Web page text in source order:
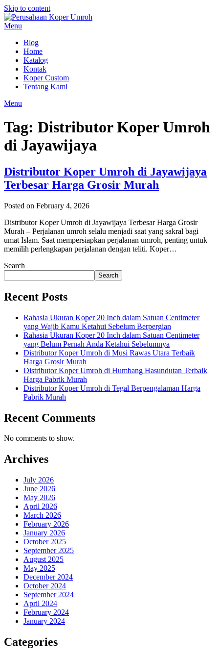
Skip to content
Menu
Blog
Home
Katalog
Kontak
Koper Custom
Tentang Kami
Menu
Tag: Distributor Koper Umroh
di Jayawijaya
Distributor Koper Umroh di Jayawijaya
Terbesar Harga Grosir Murah
Posted on February 4, 2026
Distributor Koper Umroh di Jayawijaya Terbesar Harga Grosir
Murah – Perjalanan umroh selalu menjadi saat yang sakral bagi
umat Islam. Saat mempersiapkan perjalanan umroh, penting untuk
memilih perlengkapan perjalanan dengan teliti. Koper…
Search
Search
Recent Posts
Rahasia Ukuran Koper 20 Inch dalam Satuan Centimeter
yang Wajib Kamu Ketahui Sebelum Berpergian
Rahasia Ukuran Koper 20 Inch dalam Satuan Centimeter
yang Belum Pernah Anda Ketahui Sebelumnya
Distributor Koper Umroh di Musi Rawas Utara Terbaik
Harga Grosir Murah
Distributor Koper Umroh di Humbang Hasundutan Terbaik
Harga Pabrik Murah
Distributor Koper Umroh di Tegal Berpengalaman Harga
Pabrik Murah
Recent Comments
No comments to show.
Archives
July 2026
June 2026
May 2026
April 2026
March 2026
February 2026
January 2026
October 2025
September 2025
August 2025
May 2025
December 2024
October 2024
September 2024
April 2024
February 2024
January 2024
Categories